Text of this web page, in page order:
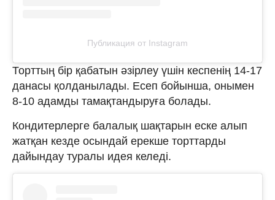
Публикация от Instagram
Торттың бір қабатын әзірлеу үшін кеспенің 14-17
данасы қолданылады. Есеп бойынша, онымен
8-10 адамды тамақтандыруға болады.
Кондитерлерге балалық шақтарын еске алып
жатқан кезде осындай ерекше торттарды
дайындау туралы идея келеді.